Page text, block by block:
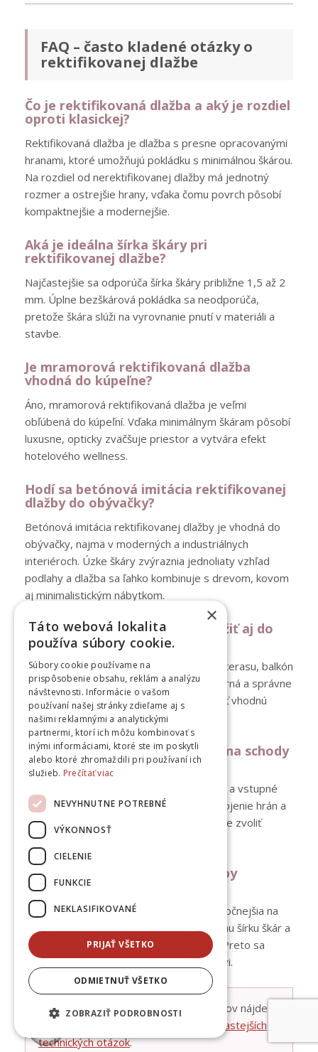
FAQ – často kladené otázky o
rektifikovanej dlažbe
Čo je rektifikovaná dlažba a aký je rozdiel
oproti klasickej?
Rektifikovaná dlažba je dlažba s presne opracovanými
hranami, ktoré umožňujú pokládku s minimálnou škárou.
Na rozdiel od nerektifikovanej dlažby má jednotný
rozmer a ostrejšie hrany, vďaka čomu povrch pôsobí
kompaktnejšie a modernejšie.
Aká je ideálna šírka škáry pri
rektifikovanej dlažbe?
Najčastejšie sa odporúča šírka škáry približne 1,5 až 2
mm. Úplne bezškárová pokládka sa neodporúča,
pretože škára slúži na vyrovnanie pnutí v materiáli a
stavbe.
Je mramorová rektifikovaná dlažba
vhodná do kúpeľne?
Áno, mramorová rektifikovaná dlažba je veľmi
obľúbená do kúpeľní. Vďaka minimálnym škáram pôsobí
luxusne, opticky zväčšuje priestor a vytvára efekt
hotelového wellness.
Hodí sa betónová imitácia rektifikovanej
dlažby do obývačky?
Betónová imitácia rektifikovanej dlažby je vhodná do
obývačky, najmä v moderných a industriálnych
interiéroch. Úzke škáry zvýraznia jednoliaty vzhľad
podlahy a dlažba sa ľahko kombinuje s drevom, kovom
aj minimalistickým nábytkom.
Dá sa rektifikovaná dlažba použiť aj do
exteriéru?
Áno, rektifikovaná dlažba je vhodná aj na terasu, balkón
alebo okolie bazéna, pokiaľ je mrazuvzdorná a správne
položená. V exteriéri sa odporúča dodržať vhodnú
škáru a dilatačné pravidlá.
Je rektifikovaná dlažba vhodná na schody
a vstupné priestory?
Rektifikovaná dlažba je vhodná na schody a vstupné
priestory, pretože umožňuje presné napojenie hrán a
pôsobí čisto a reprezentatívne. Dôležité je zvoliť
protišmykový povrch a kvalitnú pokládku.
Je pokládka rektifikovanej dlažby
náročnejšia?
Áno, pokládka rektifikovanej dlažby je náročnejšia na
presnosť. Vyžaduje rovný podklad, správnu šírku škár a
ideálne aj použitie nivelačného systému. Preto sa
odporúča zveriť ju skúsenému obkladačovi.
👉 Ďalšie technické otázky od zákazníkov nájdete
Rektifikovaná dlažba – 10 najčastejších
technických otázok.
×
Táto webová lokalita
používa súbory cookie.
Súbory cookie používame na
prispôsobenie obsahu, reklám a analýzu
návštevnosti. Informácie o vašom
používaní našej stránky zdieľame aj s
našimi reklamnými a analytickými
partnermi, ktorí ich môžu kombinovať s
inými informáciami, ktoré ste im poskytli
alebo ktoré zhromaždili pri používaní ich
služieb. Prečítať viac
NEVYHNUTNE POTREBNÉ
VÝKONNOSŤ
CIELENIE
FUNKCIE
NEKLASIFIKOVANÉ
PRIJAŤ VŠETKO
ODMIETNUŤ VŠETKO
ZOBRAZIŤ PODROBNOSTI